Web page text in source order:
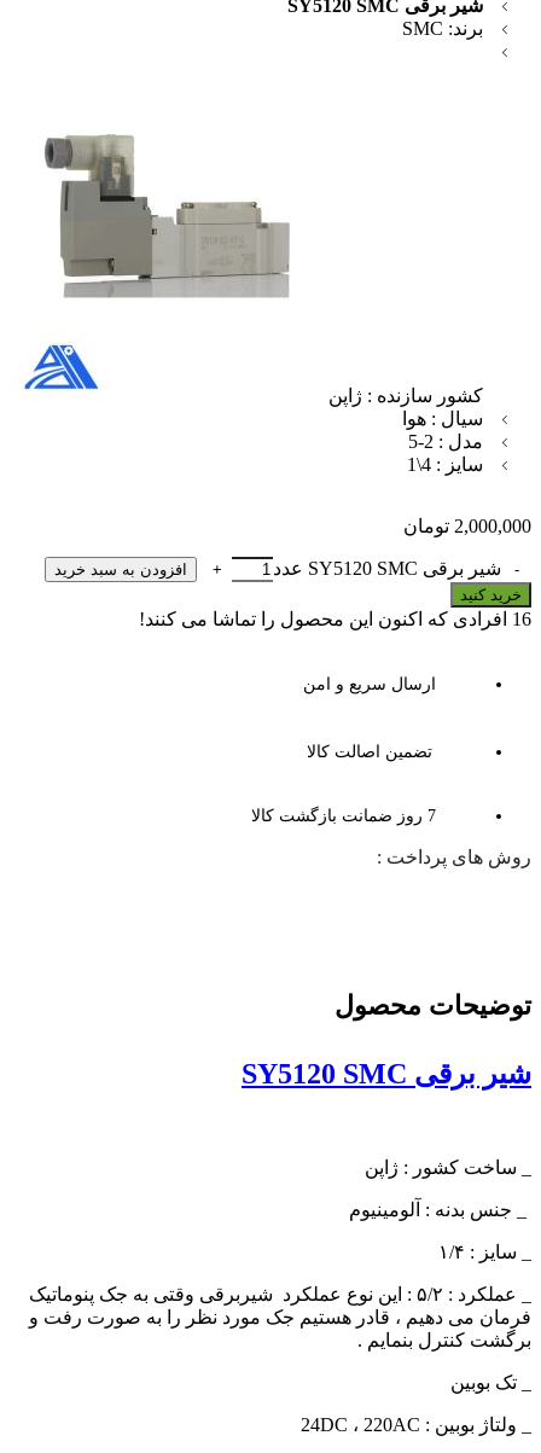
شیر برقی SY5120 SMC
برند: SMC
کشور سازنده : ژاپن
سیال : هوا
مدل : 2-5
سایز : 4\1
2,000,000 تومان
شیر برقی SY5120 SMC عدد
افزودن به سبد خرید
خرید کنید
16 افرادی که اکنون این محصول را تماشا می کنند!
ارسال سریع و امن
تضمین اصالت کالا
7 روز ضمانت بازگشت کالا
روش های پرداخت :
توضیحات محصول
شیر برقی SY5120 SMC
_ ساخت کشور : ژاپن
_ جنس بدنه : آلومینیوم
_ سایز : ۱/۴
_ عملکرد : ۵/۲ : این نوع عملکرد شیربرقی وقتی به جک پنوماتیک
فرمان می دهیم ، قادر هستیم جک مورد نظر را به صورت رفت و
برگشت کنترل بنمایم .
_ تک بوبین
_ ولتاژ بوبین : 24DC ، 220AC